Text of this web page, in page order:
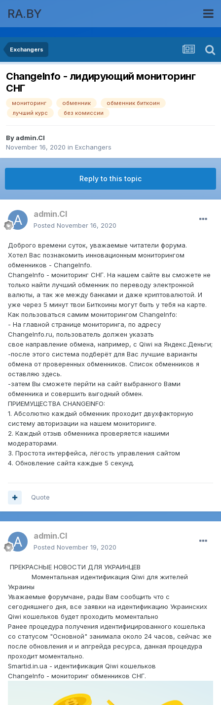
RA.BY
Exchangers
ChangeInfo - лидирующий мониторинг
СНГ
мониторинг обменник
обменник биткоин
лучший курс
без комиссии
Byadmin.CI
November 16, 2020 in Exchangers
Reply to this topic
admin.CI
Posted November 16, 2020
Доброго времени суток, уважаемые читатели форума.
Хотел Вас познакомить инновационным мониторингом
обменников - ChangeInfo.
ChangeInfo - мониторинг СНГ. На нашем сайте вы сможете не
только найти лучший обменник по переводу электронной
валюты, а так же между банками и даже криптовалютой. И
уже через 5 минут твои Биткоины могут быть у тебя на карте.
Как пользоваться самим мониторингом ChangeInfo:
- На главной странице мониторинга, по адресу
ChangeInfo.ru, пользователь должен указать
свое направление обмена, например, с Qiwi на Яндекс.Деньги;
-после этого система подберёт для Вас лучшие варианты
обмена от проверенных обменников. Список обменников я
оставляю здесь.
-затем Вы сможете перйти на сайт выбранного Вами
обменника и совершить выгодный обмен.
ПРИЕМУЩЕСТВА CHANGEINFO:
1. Абсолютно каждый обменник проходит двухфакторную
систему авторизации на нашем мониторинге.
2. Каждый отзыв обменника проверяется нашими
модераторами.
3. Простота интерфейса, лёгость управления сайтом
4. Обновление сайта каждые 5 секунд.
Quote
admin.CI
Posted November 19, 2020
ПРЕКРАСНЫЕ НОВОСТИ ДЛЯ УКРАИНЦЕВ
Моментальная идентификация Qiwi для жителей
Украины
Уважаемые форумчане, рады Вам сообщить что с
сегодняшнего дня, все заявки на идентификацию Украинских
Qiwi кошельков будет проходить моментально
Ранее процедура получения идентифицированного кошелька
со статусом "Основной" занимала около 24 часов, сейчас же
после обновления и и апгрейда ресурса, данная процедура
проходит моментально.
Smartid.in.ua - идентификация Qiwi кошельков
ChangeInfo - мониторинг обменников СНГ.